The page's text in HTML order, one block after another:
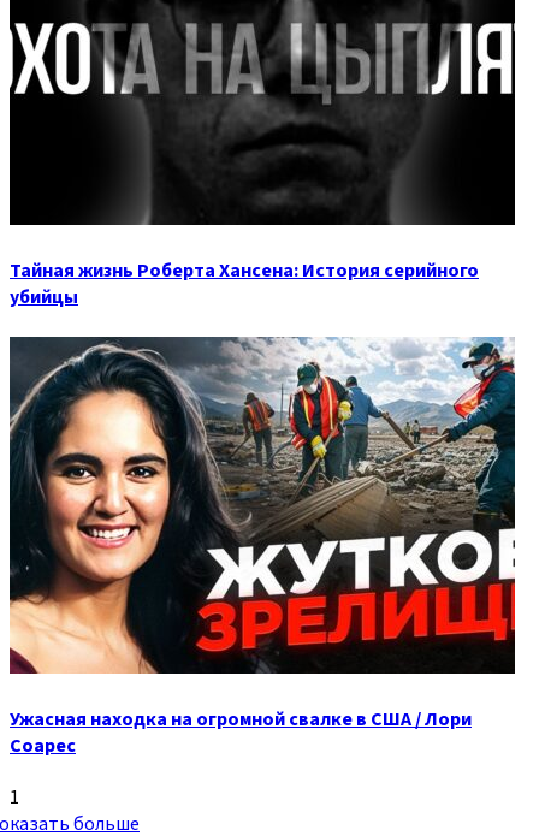
Тайная жизнь Роберта Хансена: История серийного
убийцы
Ужасная находка на огромной свалке в США / Лори
Соарес
1
больше